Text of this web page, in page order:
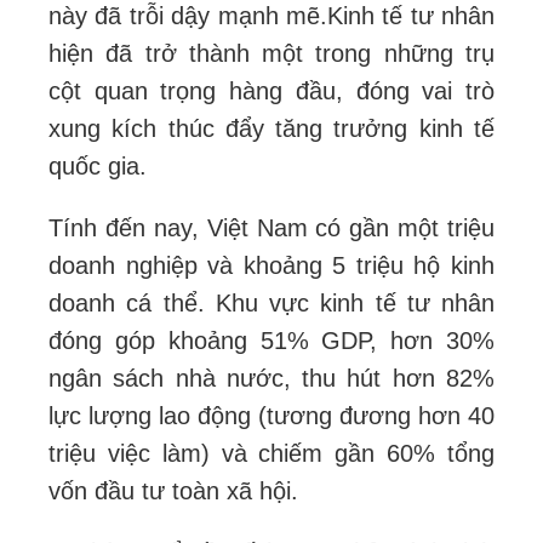
này đã trỗi dậy mạnh mẽ.Kinh tế tư nhân
hiện đã trở thành một trong những trụ
cột quan trọng hàng đầu, đóng vai trò
xung kích thúc đẩy tăng trưởng kinh tế
quốc gia.
Tính đến nay, Việt Nam có gần một triệu
doanh nghiệp và khoảng 5 triệu hộ kinh
doanh cá thể. Khu vực kinh tế tư nhân
đóng góp khoảng 51% GDP, hơn 30%
ngân sách nhà nước, thu hút hơn 82%
lực lượng lao động (tương đương hơn 40
triệu việc làm) và chiếm gần 60% tổng
vốn đầu tư toàn xã hội.